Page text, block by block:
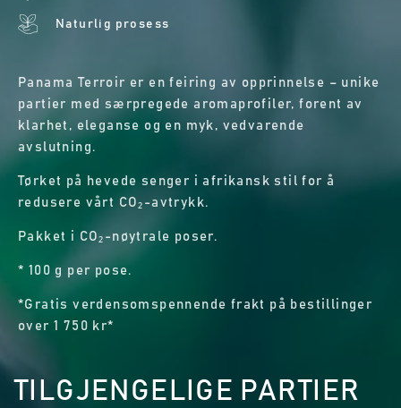
Naturlig prosess
Panama Terroir er en feiring av opprinnelse – unike
partier med særpregede aromaprofiler, forent av
klarhet, eleganse og en myk, vedvarende
avslutning.
Tørket på hevede senger i afrikansk stil for å
redusere vårt CO₂-avtrykk.
Pakket i CO₂-nøytrale poser.
* 100 g per pose.
*Gratis verdensomspennende frakt på bestillinger
over 1 750 kr*
TILGJENGELIGE PARTIER